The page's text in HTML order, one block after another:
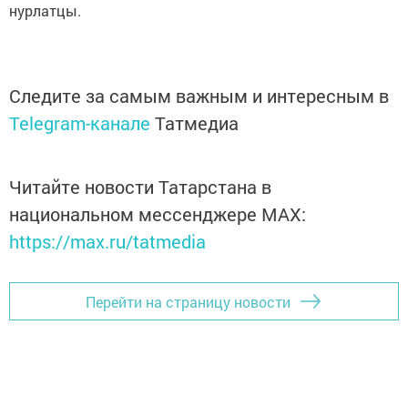
нурлатцы.
Следите за самым важным и интересным в
Telegram-канале Татмедиа
Читайте новости Татарстана в
национальном мессенджере MАХ:
https://max.ru/tatmedia
Перейти на страницу новости